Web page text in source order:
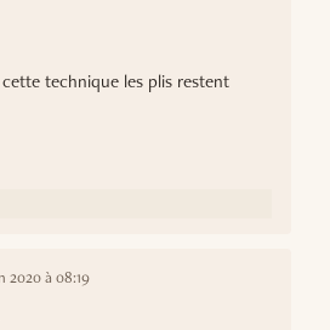
technique les plis restent
2020 à 08:19